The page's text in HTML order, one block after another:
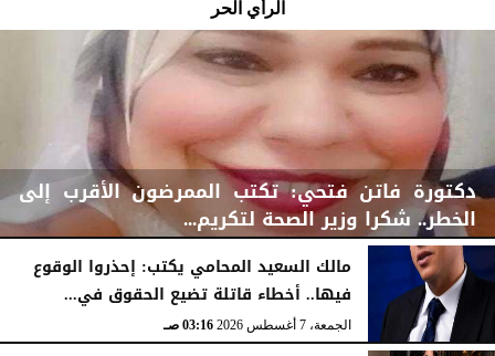
الرأي الحر
دكتورة فاتن فتحي: تكتب الممرضون الأقرب إلى
الخطر.. شكرا وزير الصحة لتكريم...
الجمعة، 7 أغسطس 2026 03:19 صـ
مالك السعيد المحامي يكتب: إحذروا الوقوع
فيها.. أخطاء قاتلة تضيع الحقوق في...
الجمعة، 7 أغسطس 2026 03:16 صـ